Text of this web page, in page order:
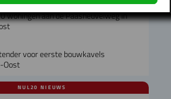
woningen aan de Paasheuvelweg in
voor eerste bouwkavels
Oost
NUL20 NIEUWS